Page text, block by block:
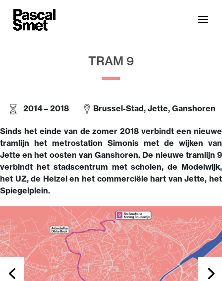
TRAM 9
2014 – 2018 Brussel-Stad, Jette, Ganshoren
Sinds het einde van de zomer 2018 verbindt een nieuwe
tramlijn het metrostation Simonis met de wijken van
Jette en het oosten van Ganshoren. De nieuwe tramlijn 9
verbindt het stadscentrum met scholen, de Modelwijk,
het UZ, de Heizel en het commerciële hart van Jette, het
Spiegelplein.